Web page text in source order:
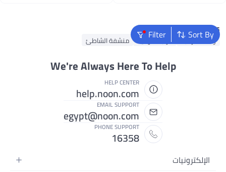
Sort By
FilterPopular Searches
وسادة الرقبة مرتبة هوائية منشفة الشاطئ
We're Always Here To Help
HELP CENTER
help.noon.com
EMAIL SUPPORT
egypt@noon.com
PHONE SUPPORT
16358
الإلكترونيات